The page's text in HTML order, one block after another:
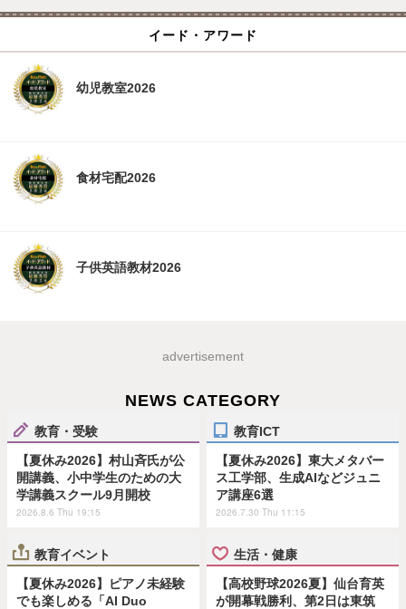
イード・アワード
幼児教室2026
食材宅配2026
子供英語教材2026
advertisement
NEWS CATEGORY
教育・受験
【夏休み2026】村山斉氏が公
開講義、小中学生のための大
学講義スクール9月開校
2026.8.6 Thu 19:15
教育ICT
【夏休み2026】東大メタバー
ス工学部、生成AIなどジュニ
ア講座6選
2026.7.30 Thu 11:15
教育イベント
【夏休み2026】ピアノ未経験
でも楽しめる「AI Duo
生活・健康
【高校野球2026夏】仙台育英
が開幕戦勝利、第2日は東筑